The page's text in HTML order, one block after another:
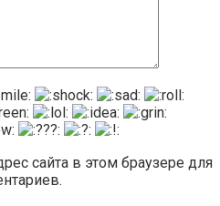
сайта в этом браузере для